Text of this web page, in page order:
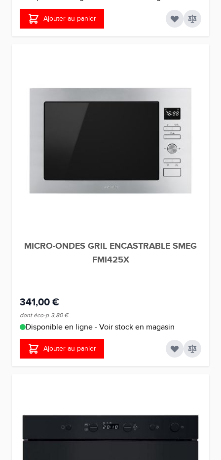
Ajouter au panier
MICRO-ONDES GRIL ENCASTRABLE SMEG
FMI425X
341,00 €
dont éco-p 3,80 €
Disponible en ligne - Voir stock en magasin
Ajouter au panier